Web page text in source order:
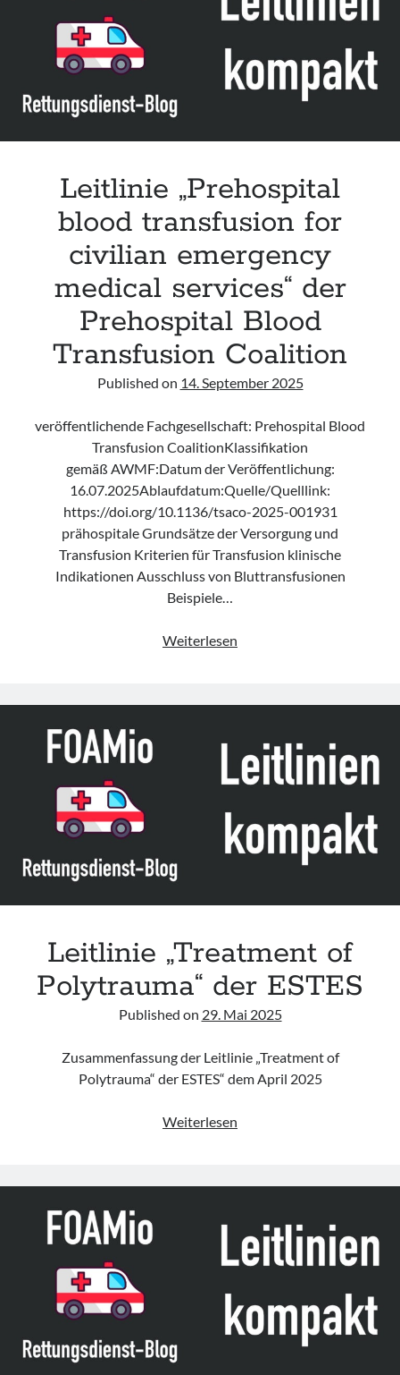
acute respiratory failure“ der Polish Society of Anaesthesiology and
Intensive Therapy
Leitlinie „Management of Hypercalcaemia in Adult Patients in the
Emergency Department“ der IAEM
Leitlinie „Behavioural Emergencies in Emergency Departments“ der IFEM
Leitlinie „Management of Acute Upper Gastrointestinal Bleeding in the
Emergency Department“ der IAEM
Leitlinie „Prehospital
blood transfusion for
civilian emergency
medical services“ der
Prehospital Blood
Transfusion Coalition
Published on 14. September 2025
veröffentlichende Fachgesellschaft: Prehospital Blood
Transfusion CoalitionKlassifikation
gemäß AWMF:Datum der Veröffentlichung:
16.07.2025Ablaufdatum:Quelle/Quelllink:
https://doi.org/10.1136/tsaco-2025-001931
prähospitale Grundsätze der Versorgung und
Transfusion Kriterien für Transfusion klinische
Indikationen Ausschluss von Bluttransfusionen
Beispiele…
Weiterlesen
transfusion
civilian
emergency
medical
der
Prehospital
Leitlinie „Treatment of
Polytrauma“ der ESTES
Published on 29. Mai 2025
Zusammenfassung der Leitlinie „Treatment of
Polytrauma“ der ESTES“ dem April 2025
Weiterlesen
Polytrauma“
ESTES